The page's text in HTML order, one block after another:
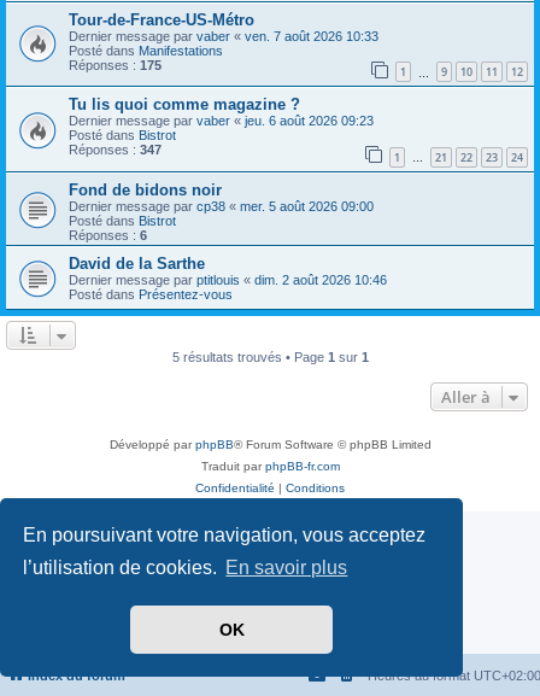
En poursuivant votre navigation, vous acceptez
l’utilisation de cookies. En savoir plus
OK
Tour-de-France-US-Métro
Dernier message par vaber « ven. 7 août 2026 10:33
Posté dans Manifestations
Réponses : 175 1 9 10 11 12
Tu lis quoi comme magazine ?
Dernier message par vaber « jeu. 6 août 2026 09:23
Posté dans Bistrot
Réponses : 347 1 … 21 22 23 24
Fond de bidons noir
Dernier message par cp38 « mer. 5 août 2026 09:00
Posté dans Bistrot
Réponses : 6
David de la Sarthe
Dernier message par ptitlouis « dim. 2 août 2026 10:46
Posté dans Présentez-vous
5 résultats trouvés • Page 1 sur 1
Aller à
Index du forum Heures au format UTC+02:00
Développé parphpBB® Forum Software © phpBB Limited
Traduit parphpBB-fr.com
Confidentialité | Conditions